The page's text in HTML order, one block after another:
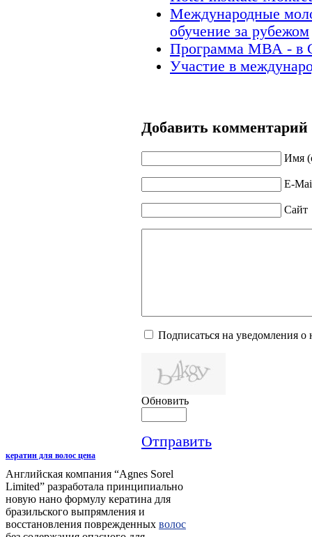
Международные
обучение за рубежом
Программа МВА - в
Участие в
Добавить комментарий
Имя
E-
Сайт
Подписаться на уведомления
Обновить
Отправить
кератин для волос цена
Английская компания “Agnes Sorel
Limited” разработала принципиально
новую нано формулу кератина для
бразильского выпрямления и
восстановления поврежденных волос